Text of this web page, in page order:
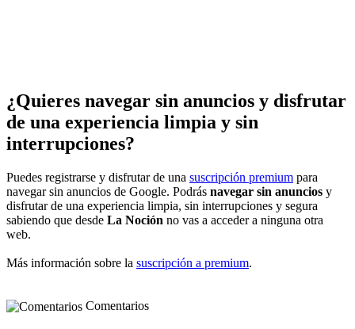
¿Quieres navegar sin anuncios y disfrutar
de una experiencia limpia y sin
interrupciones?
Puedes registrarse y disfrutar de una suscripción premium para
navegar sin anuncios de Google. Podrás navegar sin anuncios y
disfrutar de una experiencia limpia, sin interrupciones y segura
sabiendo que desde La Noción no vas a acceder a ninguna otra
web.
Más información sobre la suscripción a premium.
Comentarios